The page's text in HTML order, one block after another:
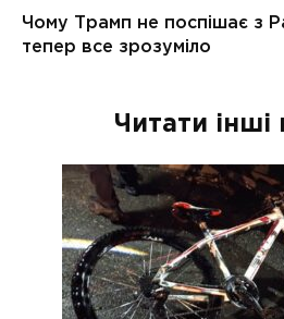
Читати інші